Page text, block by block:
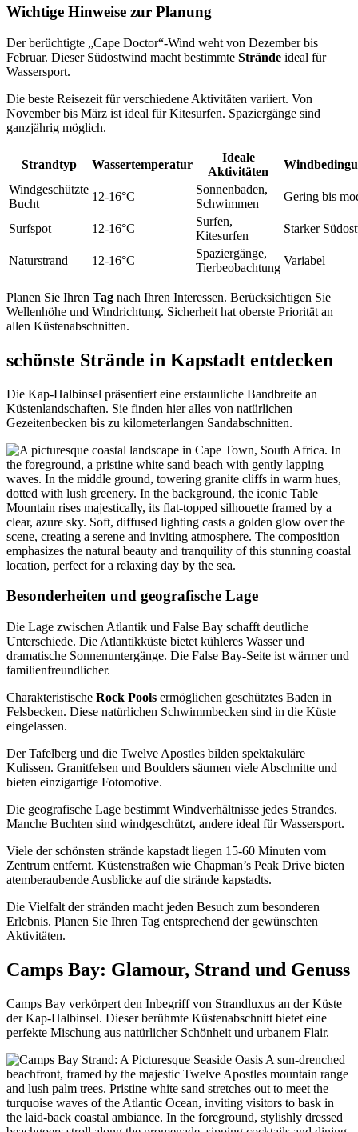
Wichtige Hinweise zur Planung
Der berüchtigte „Cape Doctor“-Wind weht von Dezember bis
Februar. Dieser Südostwind macht bestimmte Strände ideal für
Wassersport.
Die beste Reisezeit für verschiedene Aktivitäten variiert. Von
November bis März ist ideal für Kitesurfen. Spaziergänge sind
ganzjährig möglich.
Strandtyp Wassertemperatur
Ideale
Aktivitäten
Windgeschützte
Bucht
12-16°C
Sonnenbaden,
Schwimmen
Gering bis
Surfspot 12-16°C
Surfen,
Kitesurfen
Starker
Naturstrand 12-16°C
Spaziergänge,
Tierbeobachtung
Variabel
Planen Sie Ihren Tag nach Ihren Interessen. Berücksichtigen Sie
Wellenhöhe und Windrichtung. Sicherheit hat oberste Priorität an
allen Küstenabschnitten.
schönste Strände in Kapstadt entdecken
Die Kap-Halbinsel präsentiert eine erstaunliche Bandbreite an
Küstenlandschaften. Sie finden hier alles von natürlichen
Gezeitenbecken bis zu kilometerlangen Sandabschnitten.
Besonderheiten und geografische Lage
Die Lage zwischen Atlantik und False Bay schafft deutliche
Unterschiede. Die Atlantikküste bietet kühleres Wasser und
dramatische Sonnenuntergänge. Die False Bay-Seite ist wärmer und
familienfreundlicher.
Charakteristische Rock Pools ermöglichen geschütztes Baden in
Felsbecken. Diese natürlichen Schwimmbecken sind in die Küste
eingelassen.
Der Tafelberg und die Twelve Apostles bilden spektakuläre
Kulissen. Granitfelsen und Boulders säumen viele Abschnitte und
bieten einzigartige Fotomotive.
Die geografische Lage bestimmt Windverhältnisse jedes Strandes.
Manche Buchten sind windgeschützt, andere ideal für Wassersport.
Viele der schönsten strände kapstadt liegen 15-60 Minuten vom
Zentrum entfernt. Küstenstraßen wie Chapman’s Peak Drive bieten
atemberaubende Ausblicke auf die strände kapstadts.
Die Vielfalt der stränden macht jeden Besuch zum besonderen
Erlebnis. Planen Sie Ihren Tag entsprechend der gewünschten
Aktivitäten.
Camps Bay: Glamour, Strand und Genuss
Camps Bay verkörpert den Inbegriff von Strandluxus an der Küste
der Kap-Halbinsel. Dieser berühmte Küstenabschnitt bietet eine
perfekte Mischung aus natürlicher Schönheit und urbanem Flair.